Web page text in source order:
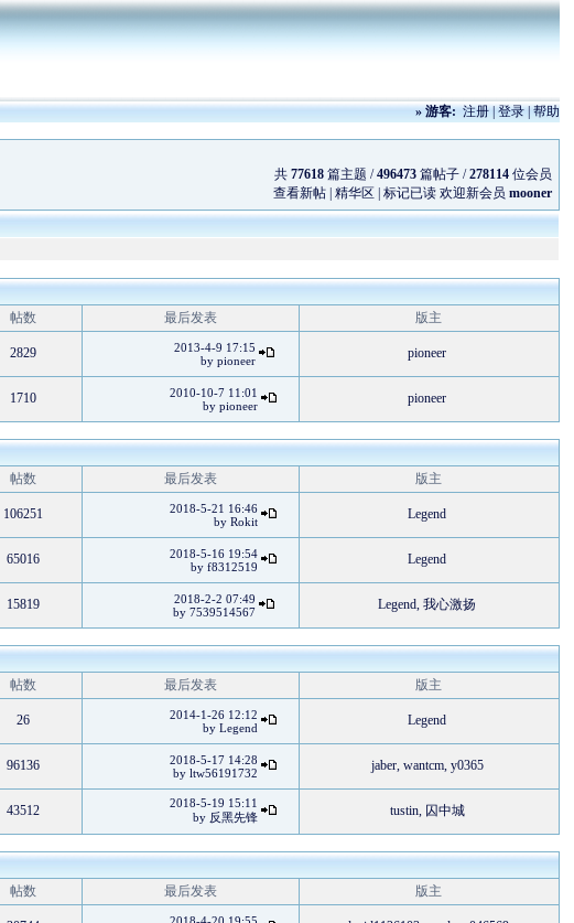
» 游客:注册|登录|帮助
共 77618篇主题 /496473篇帖子 /278114位会员
查看新帖| 精华区 标记已读欢迎新会员 mooner
帖数 最后发表
版主
2829
2013-4-9 17:15
by pioneer pioneer
1710
2010-10-7 11:01
by pioneer pioneer
帖数 最后发表
版主
106251
2018-5-21 16:46
by Rokit Legend
65016
2018-5-16 19:54
by f8312519 Legend
15819
2018-2-2 07:49
by 7539514567 Legend, 我心激扬
帖数 最后发表
版主
26
2014-1-26 12:12
by Legend Legend
96136
2018-5-17 14:28
by ltw56191732 jaber, wantcm, y0365
43512
2018-5-19 15:11
by 反黑先锋 tustin, 囚中城
帖数 最后发表
版主